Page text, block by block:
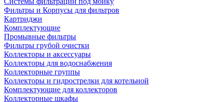
Фильтры и Корпусы для фильтров
Картриджи
Комплектующие
Промывные фильтры
Фильтры грубой очистки
Коллекторы и аксессуары
Коллекторы для водоснабжения
Коллекторные группы
Коллекторы и гидрострелки для котельной
Комплектующие для коллекторов
Коллекторные шкафы